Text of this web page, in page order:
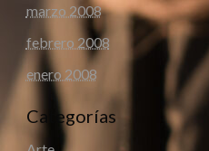
marzo 2008
febrero 2008
enero 2008
Categorías